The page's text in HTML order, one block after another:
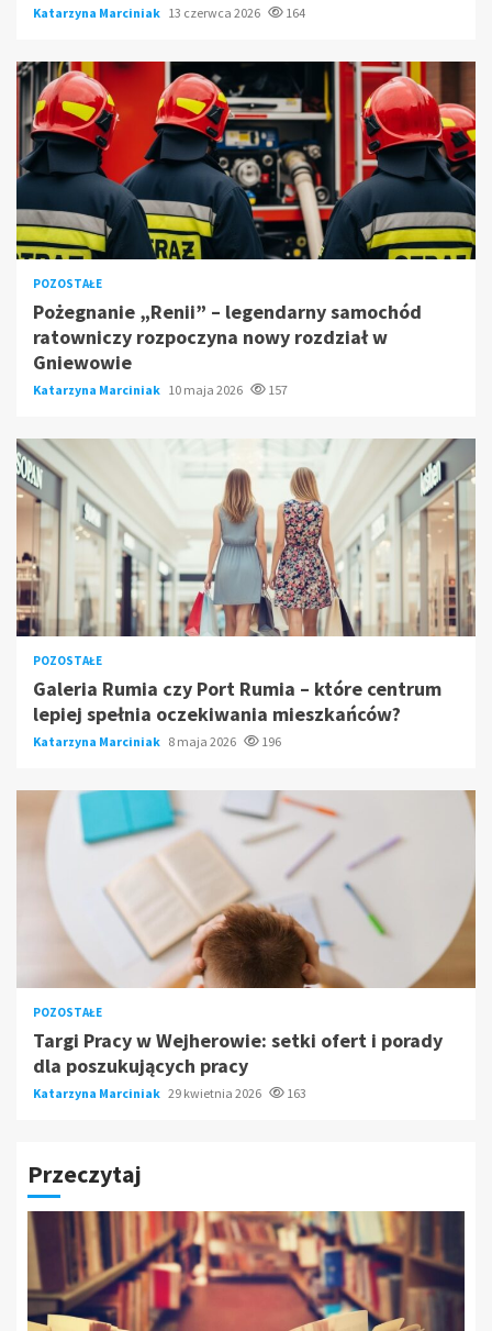
Katarzyna Marciniak 13 czerwca 2026 164
POZOSTAŁE
Pożegnanie „Renii” – legendarny samochód
ratowniczy rozpoczyna nowy rozdział w
Gniewowie
Katarzyna Marciniak 10 maja 2026 157
POZOSTAŁE
Galeria Rumia czy Port Rumia – które centrum
lepiej spełnia oczekiwania mieszkańców?
Katarzyna Marciniak 8 maja 2026 196
POZOSTAŁE
Targi Pracy w Wejherowie: setki ofert i porady
dla poszukujących pracy
Katarzyna Marciniak 29 kwietnia 2026 163
Przeczytaj